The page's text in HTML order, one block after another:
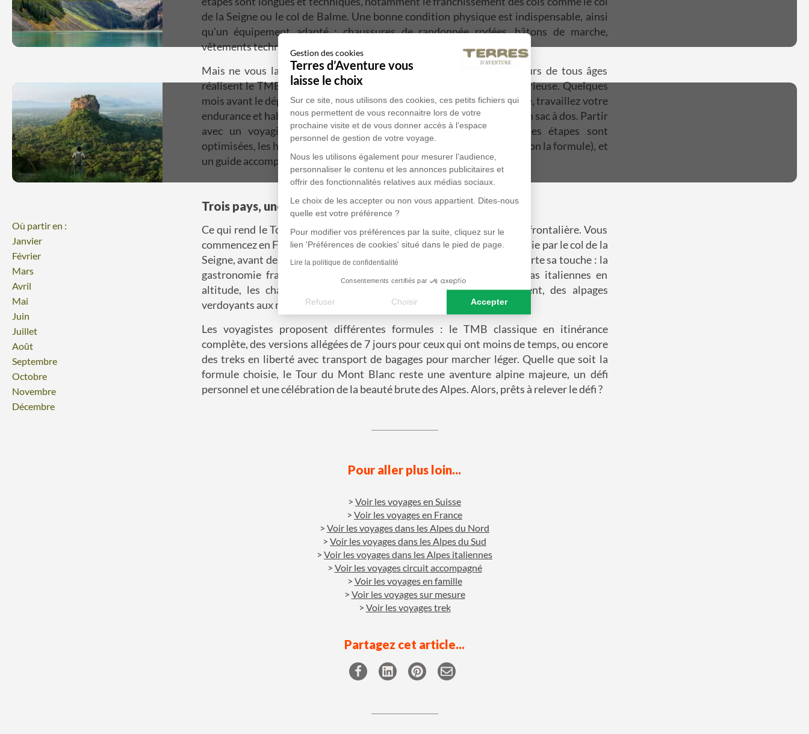
Gestion des cookies
Terres d’Aventure vous
laisse le choix
Sur ce site, nous utilisons des cookies, ces petits fichiers qui
nous permettent de vous reconnaitre lors de votre
prochaine visite et de vous donner accès à l’espace
personnel de gestion de votre voyage.
Nous les utilisons également pour mesurer l’audience,
personnaliser le contenu et les annonces publicitaires et
offrir des fonctionnalités relatives aux médias sociaux.
Le choix de les accepter ou non vous appartient. Dites-nous
quelle est votre préférence ?
Pour modifier vos préférences par la suite, cliquez sur le
lien 'Préférences de cookies' situé dans le pied de page.
Lire la politique de confidentialité
Consentements certifiés par
Refuser Choisir Accepter
Notre plateforme vous permet d'adapter et de gérer vos paramètres de confidentialité, en garantissant la conformité avec
Où partir en :
Janvier
Février
Mars
Avril
Mai
Juin
Juillet
Août
Septembre
Octobre
Novembre
Décembre
de la Seigne ou le col de Balme. Une bonne condition physique est indispensable, ainsi
qu'un équipement adapté : chaussures de randonnée rodées, bâtons de marche,
vêtements techniques pour affronter les changements de météo.
Mais ne vous laissez pas impressionner : des milliers de randonneurs de tous âges
réalisent le TMB chaque année. La clé réside dans une préparation sérieuse. Quelques
mois avant le départ, entraînez-vous avec des randonnées en montagne, travaillez votre
endurance et habituez-vous à marcher plusieurs heures d'affilée avec un sac à dos. Partir
avec un voyagiste spécialisé facilite grandement l'expérience : les étapes sont
optimisées, les hébergements réservés à l'avance (refuges ou hôtels selon la formule), et
un guide accompagnateur gère la logistique et assure votre sécurité.
Trois pays, une aventure inoubliable
Ce qui rend le Tour du Mont Blanc si unique, c'est sa dimension transfrontalière. Vous
commencez en France, dans la vallée de Chamonix, puis basculez en Italie par le col de la
Seigne, avant de rejoindre la Suisse via le col Ferret. Chaque pays apporte sa touche : la
gastronomie française avec ses fromages de montagne, les pizzerias italiennes en
altitude, les chalets suisses impeccables. Les paysages aussi varient, des alpages
verdoyants aux moraines glaciaires.
Les voyagistes proposent différentes formules : le TMB classique en itinérance
complète, des versions allégées de 7 jours pour ceux qui ont moins de temps, ou encore
des treks en liberté avec transport de bagages pour marcher léger. Quelle que soit la
formule choisie, le Tour du Mont Blanc reste une aventure alpine majeure, un défi
personnel et une célébration de la beauté brute des Alpes. Alors, prêts à relever le défi ?
Pour aller plus loin...
Voir les voyages en Suisse
Voir les voyages en France
Voir les voyages dans les Alpes du Nord
Voir les voyages dans les Alpes du Sud
Voir les voyages dans les Alpes italiennes
Voir les voyages circuit accompagné
Voir les voyages en famille
Voir les voyages sur mesure
Voir les voyages trek
Partagez cet article...